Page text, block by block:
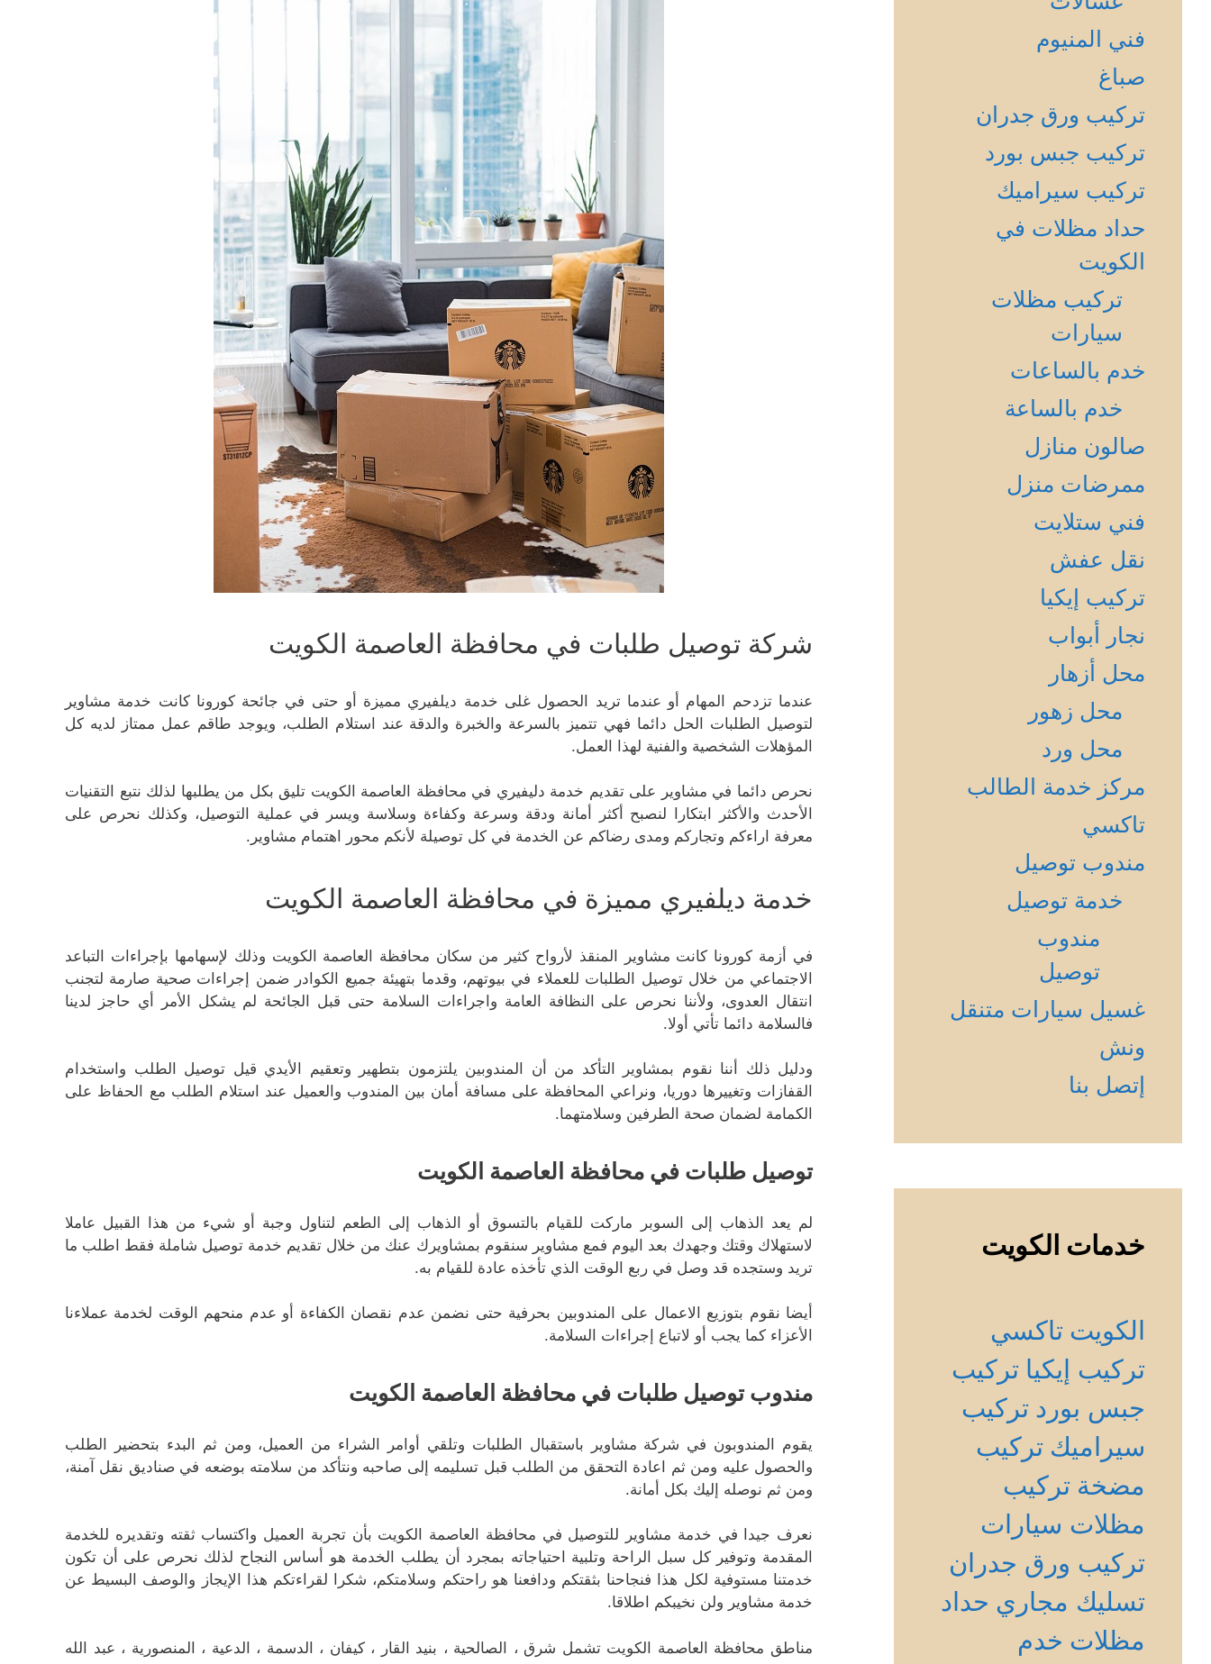
شركة توصيل طلبات في محافظة العاصمة الكويت
عندما تزدحم المهام أو عندما تريد الحصول غلى خدمة ديلفيري مميزة أو حتى في جائحة كورونا كانت خدمة مشاوير
لتوصيل الطلبات الحل دائما فهي تتميز بالسرعة والخبرة والدقة عند استلام الطلب، ويوجد طاقم عمل ممتاز لديه كل
المؤهلات الشخصية والفنية لهذا العمل.
نحرص دائما في مشاوير على تقديم خدمة دليفيري في محافظة العاصمة الكويت تليق بكل من يطلبها لذلك نتبع التقنيات
الأحدث والأكثر ابتكارا لنصبح أكثر أمانة ودقة وسرعة وكفاءة وسلاسة ويسر في عملية التوصيل، وكذلك نحرص على
معرفة اراءكم وتجاركم ومدى رضاكم عن الخدمة في كل توصيلة لأنكم محور اهتمام مشاوير.
خدمة ديلفيري مميزة في محافظة العاصمة الكويت
في أزمة كورونا كانت مشاوير المنقذ لأرواح كثير من سكان محافظة العاصمة الكويت وذلك لإسهامها بإجراءات التباعد
الاجتماعي من خلال توصيل الطلبات للعملاء في بيوتهم، وقدما بتهيئة جميع الكوادر ضمن إجراءات صحية صارمة لتجنب
انتقال العدوى، ولأننا نحرص على النظافة العامة واجراءات السلامة حتى قبل الجائحة لم يشكل الأمر أي حاجز لدينا
فالسلامة دائما تأتي أولا.
ودليل ذلك أننا نقوم بمشاوير التأكد من أن المندوبين يلتزمون بتطهير وتعقيم الأيدي قيل توصيل الطلب واستخدام
القفازات وتغييرها دوريا، ونراعي المحافظة على مسافة أمان بين المندوب والعميل عند استلام الطلب مع الحفاظ على
الكمامة لضمان صحة الطرفين وسلامتهما.
توصيل طلبات في محافظة العاصمة الكويت
لم يعد الذهاب إلى السوبر ماركت للقيام بالتسوق أو الذهاب إلى الطعم لتناول وجبة أو شيء من هذا القبيل عاملا
لاستهلاك وقتك وجهدك بعد اليوم فمع مشاوير سنقوم بمشاويرك عنك من خلال تقديم خدمة توصيل شاملة فقط اطلب ما
تريد وستجده قد وصل في ربع الوقت الذي تأخذه عادة للقيام به.
أيضا نقوم بتوزيع الاعمال على المندوبين بحرفية حتى نضمن عدم نقصان الكفاءة أو عدم منحهم الوقت لخدمة عملاءنا
الأعزاء كما يجب أو لاتباع إجراءات السلامة.
مندوب توصيل طلبات في محافظة العاصمة الكويت
يقوم المندوبون في شركة مشاوير باستقبال الطلبات وتلقي أوامر الشراء من العميل، ومن ثم البدء بتحضير الطلب
والحصول عليه ومن ثم اعادة التحقق من الطلب قبل تسليمه إلى صاحبه ونتأكد من سلامته بوضعه في صناديق نقل آمنة،
ومن ثم نوصله إليك بكل أمانة.
نعرف جيدا في خدمة مشاوير للتوصيل في محافظة العاصمة الكويت بأن تجربة العميل واكتساب ثقته وتقديره للخدمة
المقدمة وتوفير كل سبل الراحة وتلبية احتياجاته بمجرد أن يطلب الخدمة هو أساس النجاح لذلك نحرص على أن تكون
خدمتنا مستوفية لكل هذا فنجاحنا بثقتكم ودافعنا هو راحتكم وسلامتكم، شكرا لقراءتكم هذا الإيجاز والوصف البسيط عن
خدمة مشاوير ولن نخيبكم اطلاقا.
مناطق محافظة العاصمة الكويت تشمل شرق ، الصالحية ، بنيد القار ، كيفان ، الدسمة ، الدعية ، المنصورية ، عبد الله
فني المنيوم
صباغ
تركيب ورق جدران
تركيب جبس بورد
تركيب سيراميك
حداد مظلات في
الكويت
تركيب مظلات
سيارات
خدم بالساعات
خدم بالساعة
صالون منازل
ممرضات منزل
فني ستلايت
نقل عفش
تركيب إيكيا
نجار أبواب
محل أزهار
محل زهور
محل ورد
مركز خدمة الطالب
تاكسي
مندوب توصيل
خدمة توصيل
مندوب
توصيل
غسيل سيارات متنقل
ونش
إتصل بنا
خدمات الكويت
الكويت تاكسي
تركيب إيكيا تركيب
جبس بورد تركيب
سيراميك تركيب
مضخة تركيب
مظلات سيارات
تركيب ورق جدران
تسليك مجاري حداد
مظلات خدم